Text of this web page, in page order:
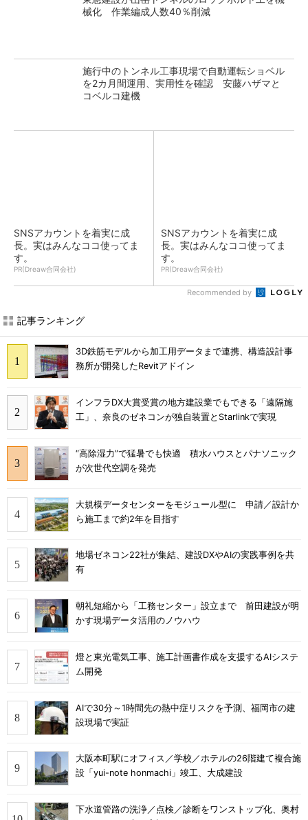
械化 作業編成人数40％削減
施行中のトンネル工事現場で自動運転ショベル
を2カ月間運用、実用性を確認 安藤ハザマと
コベルコ建機
SNSアカウントを着実に成
長。実はみんなココ使ってま
す。
PR(Dreaw合同会社)
SNSアカウントを着実に成
長。実はみんなココ使ってま
す。
PR(Dreaw合同会社)
Recommended by
記事ランキング
3D鉄筋モデルから加工用データまで連携、構造設計事
務所が開発したRevitアドイン
インフラDX大賞受賞の地方建設業でもできる「遠隔施
工」、奈良のゼネコンが独自装置とStarlinkで実現
“高除湿力”で猛暑でも快適 積水ハウスとパナソニック
が次世代空調を発売
大規模データセンターをモジュール型に 申請／設計か
ら施工まで約2年を目指す
地場ゼネコン22社が集結、建設DXやAIの実践事例を共
有
朝礼短縮から「工務センター」設立まで 前田建設が明
かす現場データ活用のノウハウ
燈と東光電気工事、施工計画書作成を支援するAIシステ
ム開発
AIで30分～1時間先の熱中症リスクを予測、福岡市の建
設現場で実証
大阪本町駅にオフィス／学校／ホテルの26階建て複合施
設「yui-note honmachi」竣工、大成建設
下水道管路の洗浄／点検／診断をワンストップ化、奥村